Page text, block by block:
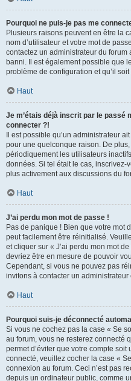
Pourquoi ne puis-je pas me
Plusieurs raisons peuvent en être la
nom d’utilisateur et votre mot de
contactez un administrateur du
banni. Il est également possible que
problème de configuration et qu’il
Haut
Je m’étais déjà inscrit par le passé
connecter ?!
Il est possible qu’un administrateur
pour une quelconque raison. De
périodiquement les utilisateurs
données. Si tel était le cas,
plus activement aux discussions du
Haut
J’ai perdu mon mot de passe !
Pas de panique ! Bien que votre mot
peut facilement être réinitialisé.
et cliquer sur « J’ai perdu mon mot
devriez être en mesure de pouvoir
Cependant, si vous ne pouvez pas
invitons à contacter un administrateur
Haut
Pourquoi suis-je déconnecté
Si vous ne cochez pas la case « Se
au forum, vous ne resterez connecté
permet d’éviter que votre compte soit
connecté, veuillez cocher la case «
connexion au forum. Ceci n’est pas
depuis un ordinateur public, comme